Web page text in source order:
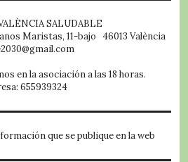
SALUDABLE
Maristas, 11-bajo 46013 València
en la asociación a las 18 horas.
655939324
que se publique en la web